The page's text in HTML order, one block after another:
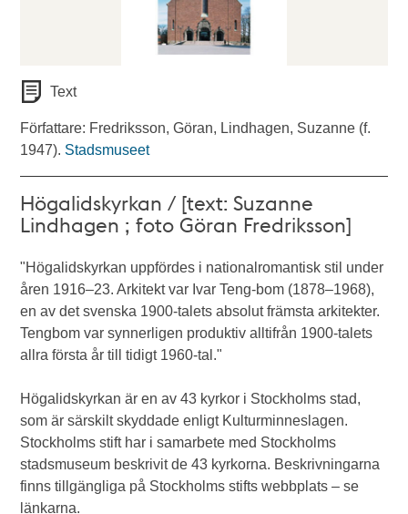
Text
Författare: Fredriksson, Göran, Lindhagen, Suzanne (f.
1947). Stadsmuseet
Högalidskyrkan / [text: Suzanne
Lindhagen ; foto Göran Fredriksson]
"Högalidskyrkan uppfördes i nationalromantisk stil under
åren 1916–23. Arkitekt var Ivar Teng-bom (1878–1968),
en av det svenska 1900-talets absolut främsta arkitekter.
Tengbom var synnerligen produktiv alltifrån 1900-talets
allra första år till tidigt 1960-tal."
Högalidskyrkan är en av 43 kyrkor i Stockholms stad,
som är särskilt skyddade enligt Kulturminneslagen.
Stockholms stift har i samarbete med Stockholms
stadsmuseum beskrivit de 43 kyrkorna. Beskrivningarna
finns tillgängliga på Stockholms stifts webbplats – se
länkarna.